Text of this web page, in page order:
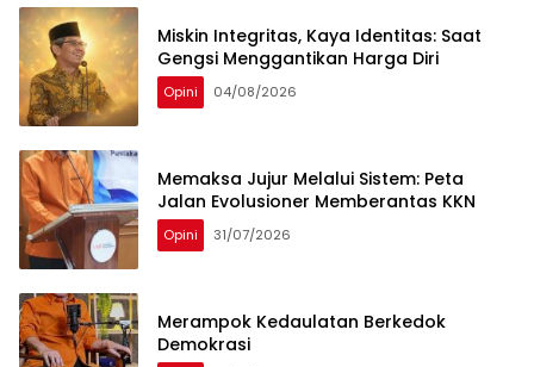
Miskin Integritas, Kaya Identitas: Saat
Gengsi Menggantikan Harga Diri
Opini 04/08/2026
Memaksa Jujur Melalui Sistem: Peta
Jalan Evolusioner Memberantas KKN
Opini 31/07/2026
Merampok Kedaulatan Berkedok
Demokrasi